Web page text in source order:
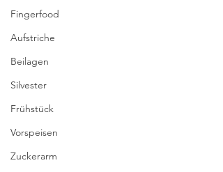
Fingerfood
Aufstriche
Beilagen
Silvester
Frühstück
Vorspeisen
Zuckerarm